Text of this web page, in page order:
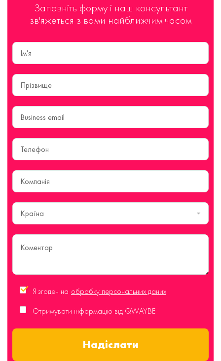
Заповніть форму і наш консультант
зв'яжеться з вами найближчим часом
Країна
Я згоден на обробку персональних даних
Отримувати інформацію від QWAYBE
Надіслати